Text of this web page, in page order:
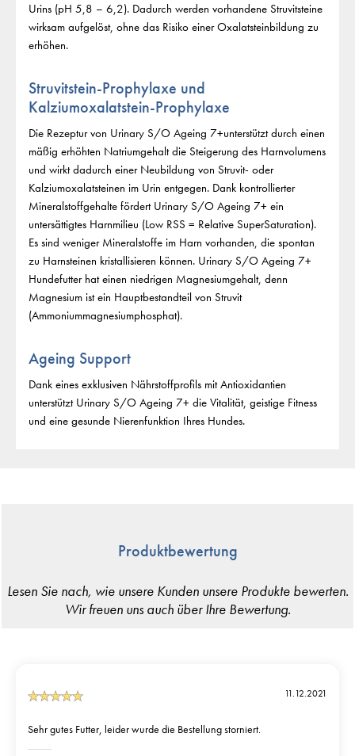
Urins (pH 5,8 – 6,2). Dadurch werden vorhandene Struvitsteine
wirksam aufgelöst, ohne das Risiko einer Oxalatsteinbildung zu
erhöhen.
Struvitstein-Prophylaxe und
Kalziumoxalatstein-Prophylaxe
Die Rezeptur von Urinary S/O Ageing 7+unterstützt durch einen
mäßig erhöhten Natriumgehalt die Steigerung des Harnvolumens
und wirkt dadurch einer Neubildung von Struvit- oder
Kalziumoxalatsteinen im Urin entgegen. Dank kontrollierter
Mineralstoffgehalte fördert Urinary S/O Ageing 7+ ein
untersättigtes Harnmilieu (Low RSS = Relative SuperSaturation).
Es sind weniger Mineralstoffe im Harn vorhanden, die spontan
zu Harnsteinen kristallisieren können. Urinary S/O Ageing 7+
Hundefutter hat einen niedrigen Magnesiumgehalt, denn
Magnesium ist ein Hauptbestandteil von Struvit
(Ammoniummagnesiumphosphat).
Ageing Support
Dank eines exklusiven Nährstoffprofils mit Antioxidantien
unterstützt Urinary S/O Ageing 7+ die Vitalität, geistige Fitness
und eine gesunde Nierenfunktion Ihres Hundes.
Produktbewertung
11.12.2021
Sehr gutes Futter, leider wurde die Bestellung storniert.